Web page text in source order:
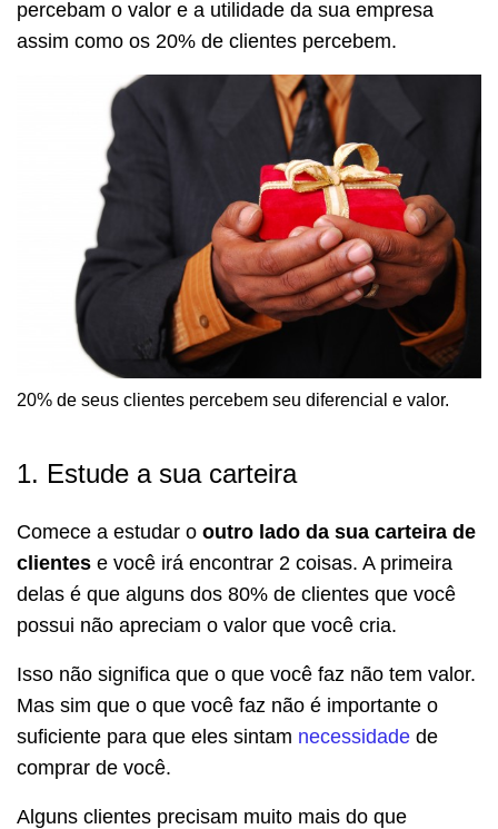
percebam o valor e a utilidade da sua empresa
assim como os 20% de clientes percebem.
20% de seus clientes percebem seu diferencial e valor.
1. Estude a sua carteira
Comece a estudar o outro lado da sua carteira de
clientes e você irá encontrar 2 coisas. A primeira
delas é que alguns dos 80% de clientes que você
possui não apreciam o valor que você cria.
Isso não significa que o que você faz não tem valor.
Mas sim que o que você faz não é importante o
suficiente para que eles sintam necessidade de
comprar de você.
Alguns clientes precisam muito mais do que